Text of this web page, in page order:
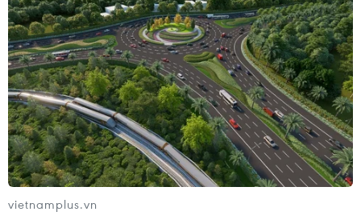
Thành phố Hồ Chí Minh: Triệt phá đường
dây trộm cắp và tiêu thụ xe máy liên tỉnh
25/08/2025 13:52
Cơ quan chức năng xác định hành vi của các đối tượng
mang tính chuyên nghiệp, nguy hiểm cho xã hội; các
đối tượng có dấu hiệu tiêu thụ tài sản do phạm tội mà
có trong thời gian ngắn với số lượng lớn.
vietnamplus.vn